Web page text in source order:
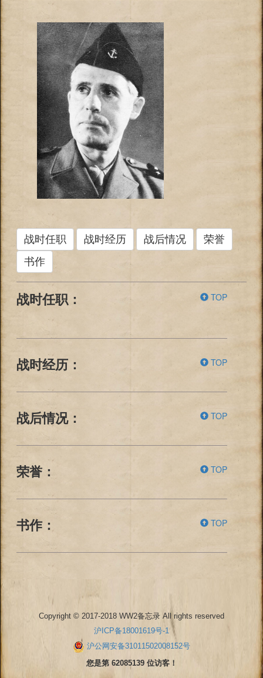
战时任职 战时经历 战后情况
荣誉
书作
战时任职： TOP
战时经历： TOP
战后情况： TOP
荣誉： TOP
书作： TOP
Copyright © 2017-2018 WW2备忘录 All rights reserved
沪ICP备18001619号-1
沪公网安备31011502008152号
您是第 62085139 位访客！